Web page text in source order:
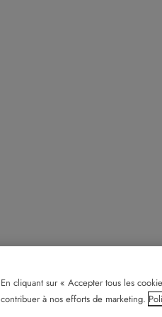
En cliquant sur « Accepter tous les
contribuer à nos efforts de marketing.